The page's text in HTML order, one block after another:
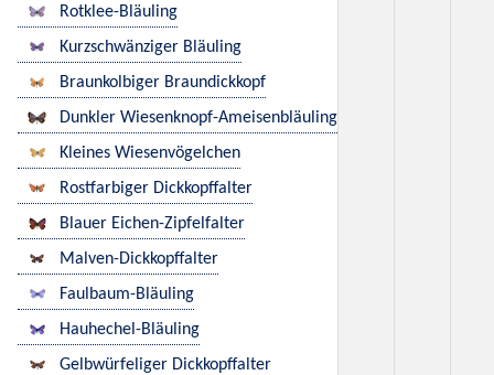
Rotklee-Bläuling
Kurzschwänziger Bläuling
Braunkolbiger Braundickkopf
Dunkler Wiesenknopf-Ameisenbläuling
Kleines Wiesenvögelchen
Rostfarbiger Dickkopffalter
Blauer Eichen-Zipfelfalter
Malven-Dickkopffalter
Faulbaum-Bläuling
Hauhechel-Bläuling
Gelbwürfeliger Dickkopffalter